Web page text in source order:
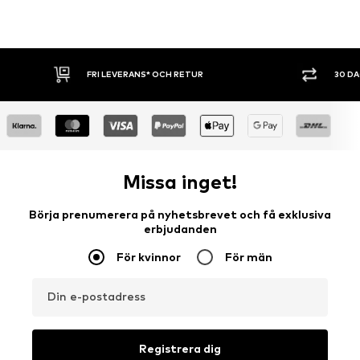
FRI LEVERANS* OCH RETUR 30
Missa inget!
Börja prenumerera på nyhetsbrevet och få exklusiva
erbjudanden
För kvinnor För män
Din e-postadress
Registrera dig